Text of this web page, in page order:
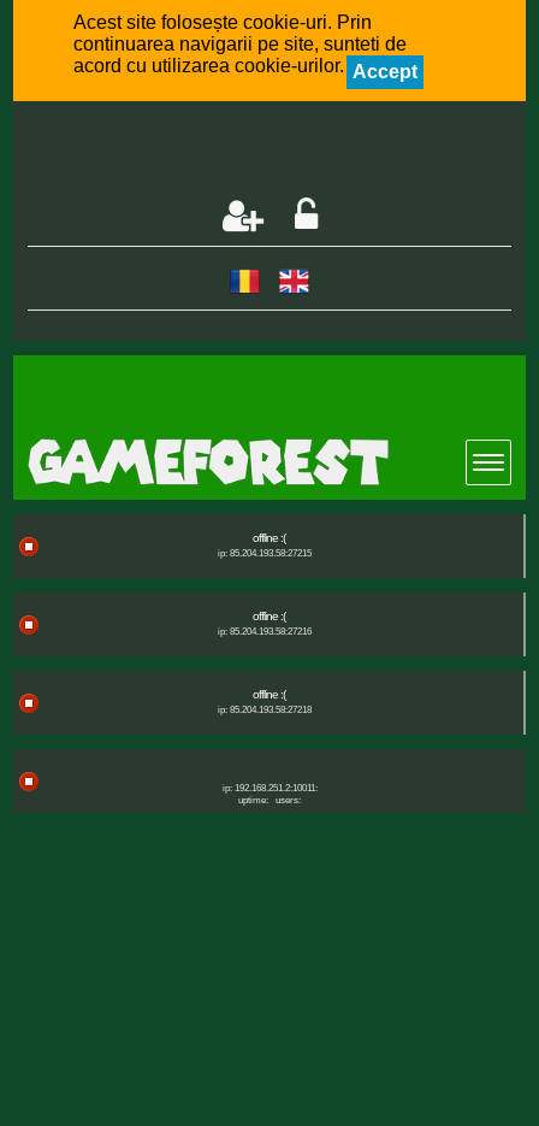
Acest site folosește cookie-uri. Prin
continuarea navigarii pe site, sunteti de
acord cu utilizarea cookie-urilor. Accept
offline :(
ip: 85.204.193.58:27215
offline :(
ip: 85.204.193.58:27216
offline :(
ip: 85.204.193.58:27218
ip: 192.168.251.2:10011:
uptime:
users: